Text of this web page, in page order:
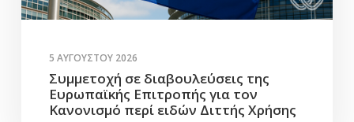
5 ΑΥΓΟΎΣΤΟΥ 2026
Συμμετοχή σε διαβουλεύσεις της
Ευρωπαϊκής Επιτροπής για τον
Κανονισμό περί ειδών Διττής Χρήσης